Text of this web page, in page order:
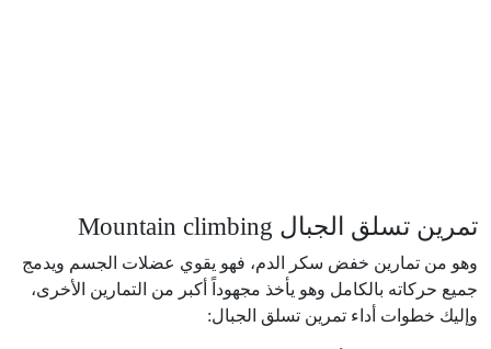
تمرين تسلق الجبال Mountain climbing
وهو من تمارين خفض سكر الدم، فهو يقوي عضلات الجسم ويدمج
جميع حركاته بالكامل وهو يأخذ مجهوداً أكبر من التمارين الأخرى،
وإليك خطوات أداء تمرين تسلق الجبال: